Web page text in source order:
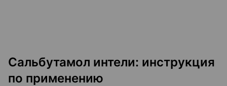
Сальбутамол интели: инструкция
по применению